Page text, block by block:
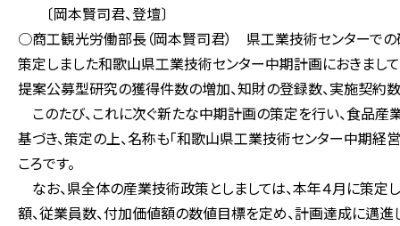
〔岡本賢司君、登壇〕
○商工観光労働部長（岡本賢司君） 県工業技術センターで
策定しました和歌山県工業技術センター中期計画におきまし
提案公募型研究の獲得件数の増加、知財の登録数、実施契約
このたび、これに次ぐ新たな中期計画の策定を行い、食品
基づき、策定の上、名称も「和歌山県工業技術センター中期
ころです。
なお、県全体の産業技術政策としましては、本年４月に策
額、従業員数、付加価値額の数値目標を定め、計画達成に邁進